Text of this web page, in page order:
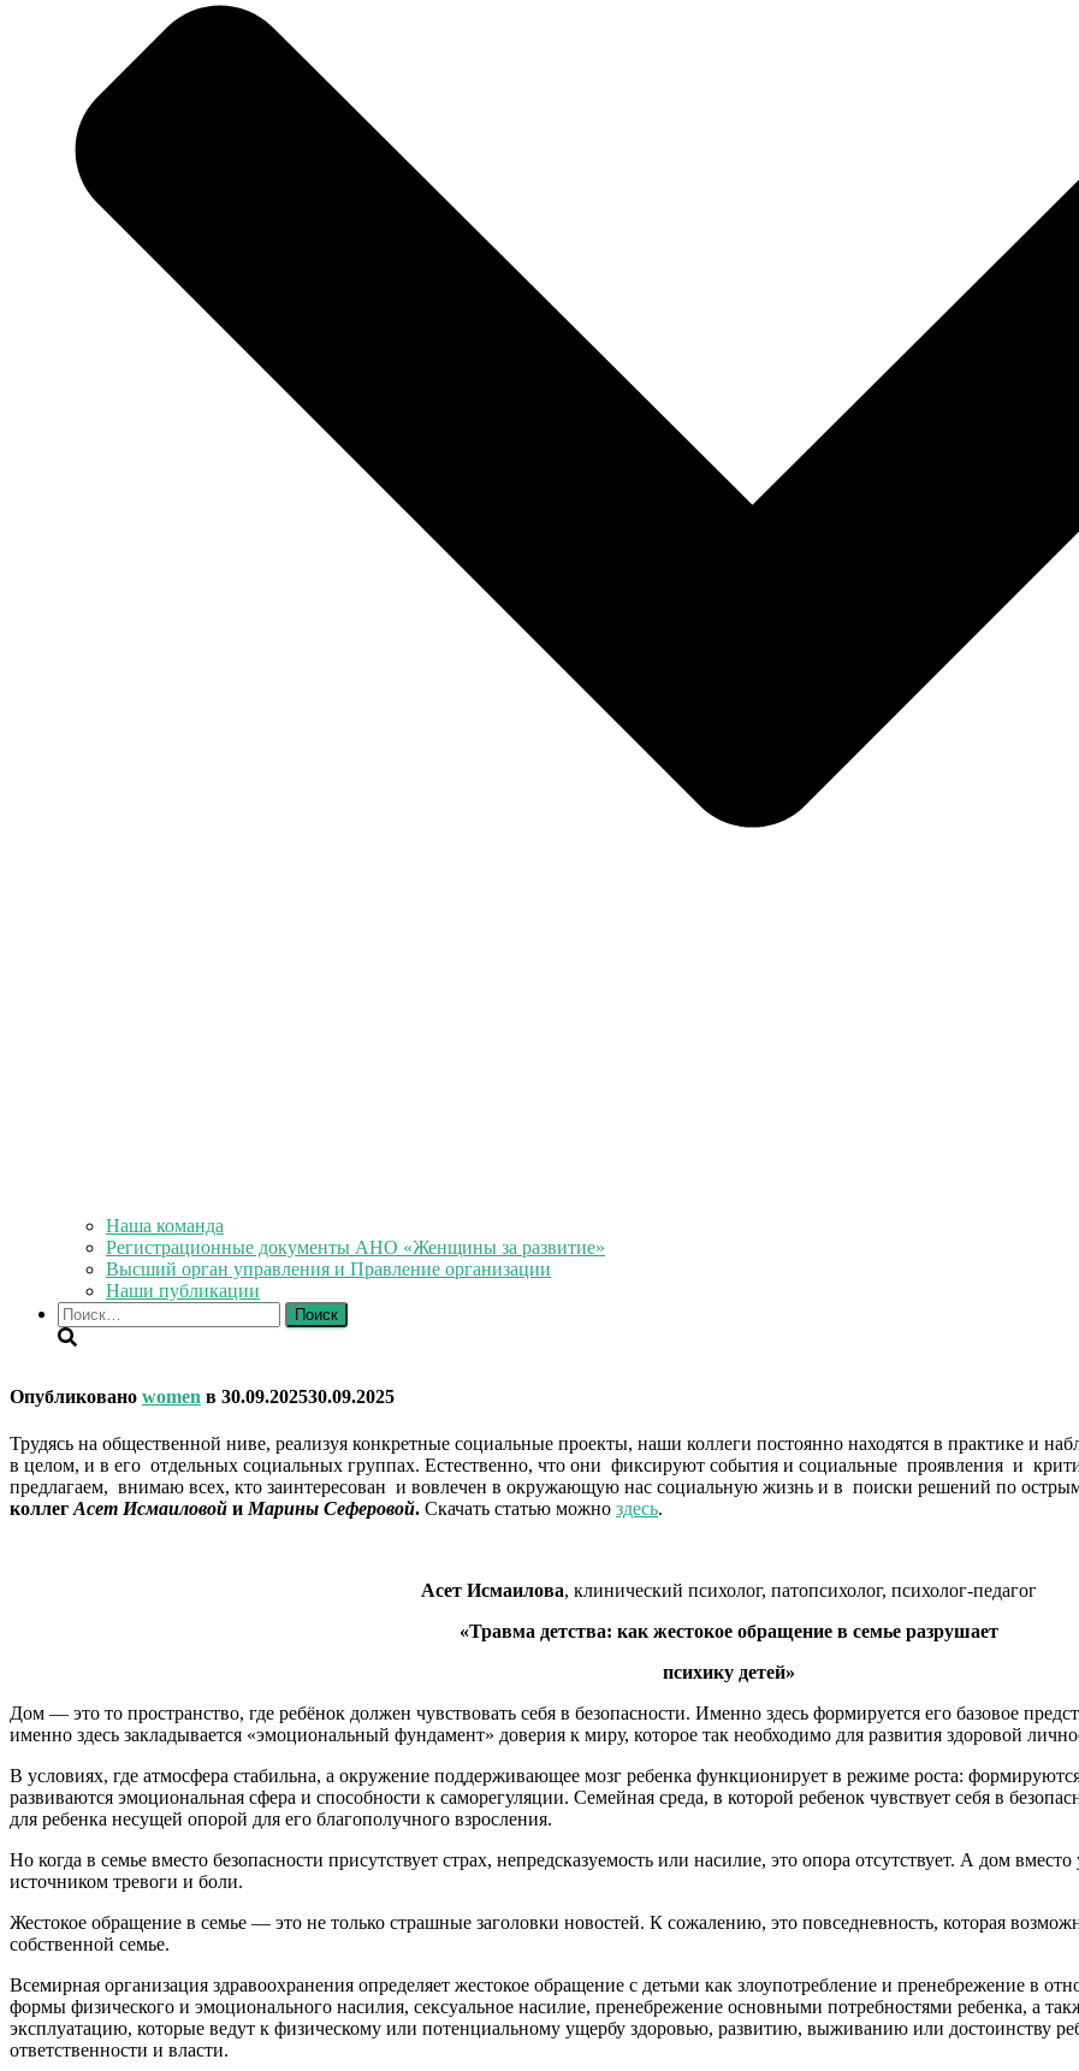
Наша команда
Регистрационные документы АНО «Женщины за развитие»
Высший орган управления и Правление организации
Наши публикации
Найти:
Опубликовано women в 30.09.202530.09.2025
Трудясь на общественной ниве, реализуя конкретные социальные проекты, наши коллеги постоянно находятся в практике и
в целом, и в его отдельных социальных группах. Естественно, что они фиксируют события и социальные проявления и
предлагаем, внимаю всех, кто заинтересован и вовлечен в окружающую нас социальную жизнь и в поиски решений по
коллег Асет Исмаиловой и Марины Сеферовой. Скачать статью можно здесь.
Асет Исмаилова, клинический психолог, патопсихолог, психолог-педагог
«Травма детства: как жестокое обращение в семье разрушает
психику детей»
Дом — это то пространство, где ребёнок должен чувствовать себя в безопасности. Именно здесь формируется его базовое
именно здесь закладывается «эмоциональный фундамент» доверия к миру, которое так необходимо для развития здоровой
В условиях, где атмосфера стабильна, а окружение поддерживающее мозг ребенка функционирует в режиме роста:
развиваются эмоциональная сфера и способности к саморегуляции. Семейная среда, в которой ребенок чувствует себя в
для ребенка несущей опорой для его благополучного взросления.
Но когда в семье вместо безопасности присутствует страх, непредсказуемость или насилие, это опора отсутствует. А дом
источником тревоги и боли.
Жестокое обращение в семье — это не только страшные заголовки новостей. К сожалению, это повседневность, которая
собственной семье.
Всемирная организация здравоохранения определяет жестокое обращение с детьми как злоупотребление и пренебрежение в
формы физического и эмоционального насилия, сексуальное насилие, пренебрежение основными потребностями ребенка, а
эксплуатацию, которые ведут к физическому или потенциальному ущербу здоровью, развитию, выживанию или достоинству
ответственности и власти.